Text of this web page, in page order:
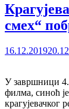
смех“
16.12.2019
У завршници 4.
филма, синоћ
крагујевачког